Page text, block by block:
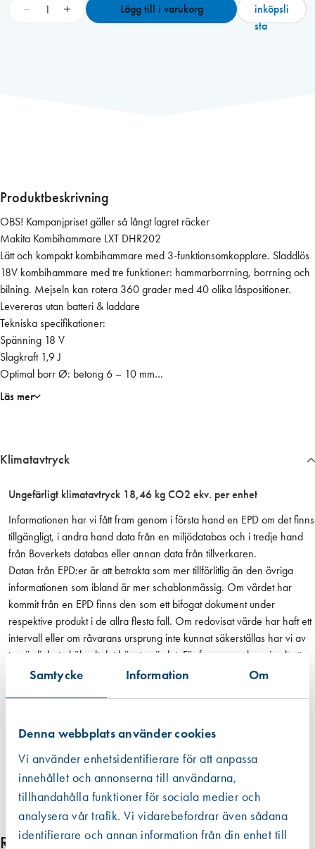
Samtycke Information Om
Denna webbplats använder cookies
Vi använder enhetsidentifierare för att anpassa
innehållet och annonserna till användarna,
tillhandahålla funktioner för sociala medier och
analysera vår trafik. Vi vidarebefordrar även sådana
identifierare och annan information från din enhet till
m
m
a
r
e
D
H
R
2
0
2
Z
1
V
a
s
i
c
m
ä
n
g
+ Lägg till i varukorg
inköpsli
sta
Klimatavtryck
Ungefärligt klimatavtryck 18,46 kg CO2 ekv. per enhet
Informationen har vi fått fram genom i första hand en EPD om det finns
tillgängligt, i andra hand data från en miljödatabas och i tredje hand
från Boverkets databas eller annan data från tillverkaren.
Datan från EPD:er är att betrakta som mer tillförlitlig än den övriga
informationen som ibland är mer schablonmässig. Om värdet har
kommit från en EPD finns den som ett bifogat dokument under
respektive produkt i de allra flesta fall. Om redovisat värde har haft ett
intervall eller om råvarans ursprung inte kunnat säkerställas har vi av
trovärdighetsskäl valt det högsta värdet. För fogmassor har vi valt att
även inkludera emballaget, dvs patronen eller foliepåsen.
Produktbeskrivning
OBS! Kampanjpriset gäller så långt lagret räcker
Makita Kombihammare LXT DHR202
Lätt och kompakt kombihammare med 3-funktionsomkopplare. Sladdlös
18V kombihammare med tre funktioner: hammarborrning, borrning och
bilning. Mejseln kan rotera 360 grader med 40 olika låspositioner.
Levereras utan batteri & laddare
Tekniska specifikationer:
Spänning 18 V
Slagkraft 1,9 J
Optimal borr Ø: betong 6 – 10 mm
Kapacitet: betong 20 mm
Varvtal 0 – 1100 min?¹
Mått (LxBxH) 358 x 84 x 259 mm
Ljudeffektnivå 99 dB(A)
Ljudtrycksnivå 88 dB(A)
Vibrationsnivå: borrning 3 m/sec²
Vibrationsnivå: slagborr 14,5 m/sec²
Vibrationsnivå: bilning 11 m/sec²
Läs mer
Relaterade produkter